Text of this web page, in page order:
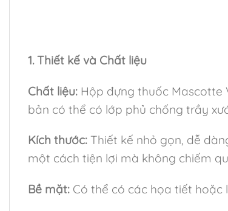
1. Thiết kế và Chất liệu
Chất liệu: Hộp đựng thuốc Mascotte
bản có thể có lớp phủ chống trầy
Kích thước: Thiết kế nhỏ gọn, dễ
một cách tiện lợi mà không chiếm
Bề mặt: Có thể có các họa tiết hoặc